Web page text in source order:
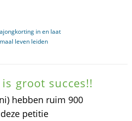
in en laat
leven leiden
groot succes!!
hebben ruim 900
petitie